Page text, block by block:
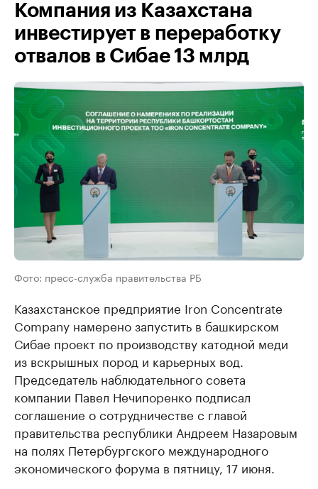
Компания из Казахстана
инвестирует в переработку
отвалов в Сибае 13 млрд
Фото: пресс-служба правительства РБ
Казахстанское предприятие Iron Concentrate
Company намерено запустить в башкирском
Сибае проект по производству катодной меди
из вскрышных пород и карьерных вод.
Председатель наблюдательного совета
компании Павел Нечипоренко подписал
соглашение о сотрудничестве с главой
правительства республики Андреем Назаровым
на полях Петербургского международного
экономического форума в пятницу, 17 июня.